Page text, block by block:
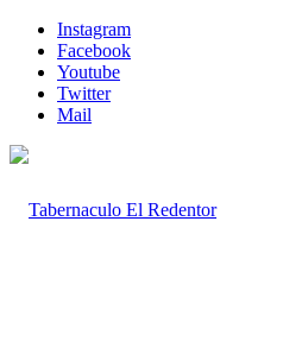
Instagram
Facebook
Youtube
Twitter
Mail